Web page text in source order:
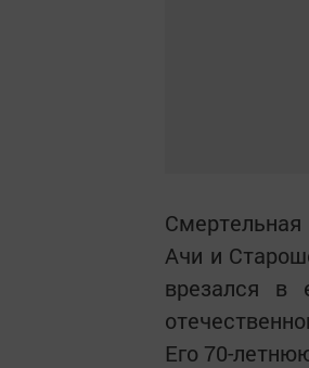
Ачи и
врезался в
Его 70-